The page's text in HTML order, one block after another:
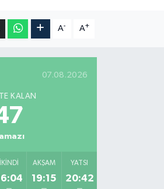
A- A+
07.08.2026
KALAN
İKINDI AKŞAM
19:15
YATSI
20:42